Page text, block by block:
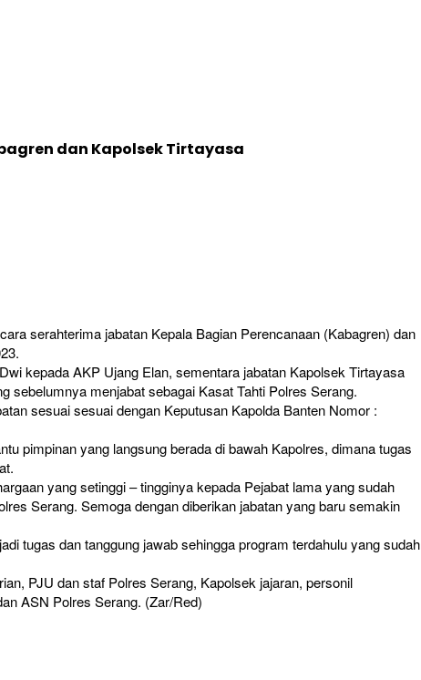
dan Kapolsek Tirtayasa
serahterima jabatan Kepala Bagian Perencanaan (Kabagren) dan
kepada AKP Ujang Elan, sementara jabatan Kapolsek Tirtayasa
sebelumnya menjabat sebagai Kasat Tahti Polres Serang.
sesuai sesuai dengan Keputusan Kapolda Banten Nomor :
pimpinan yang langsung berada di bawah Kapolres, dimana tugas
yang setinggi – tingginya kepada Pejabat lama yang sudah
Serang. Semoga dengan diberikan jabatan yang baru semakin
tugas dan tanggung jawab sehingga program terdahulu yang sudah
PJU dan staf Polres Serang, Kapolsek jajaran, personil
ASN Polres Serang. (Zar/Red)